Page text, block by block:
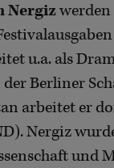
Nergizwerden
u.a. als
Berliner
arbeitet er
Nergiz
und